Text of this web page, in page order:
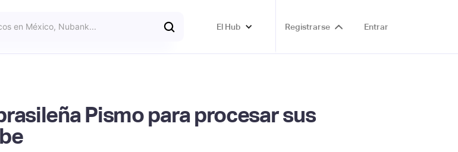
El Hub Registrarse Entrar
Pismo para procesar sus